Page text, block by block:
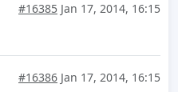
#16385 Jan 17, 2014, 16:15
#16386 Jan 17, 2014, 16:15